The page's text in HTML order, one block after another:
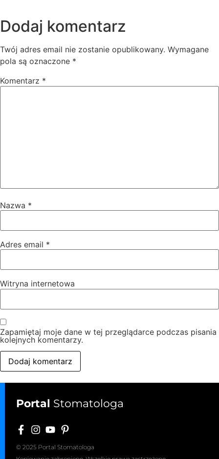
Dodaj komentarz
Twój adres email nie zostanie opublikowany. Wymagane
pola są oznaczone *
Komentarz *
Nazwa *
Adres email *
Witryna internetowa
Zapamiętaj moje dane w tej przeglądarce podczas pisania
kolejnych komentarzy.
Portal Stomatologa
© 2025 Portal Stomatologa